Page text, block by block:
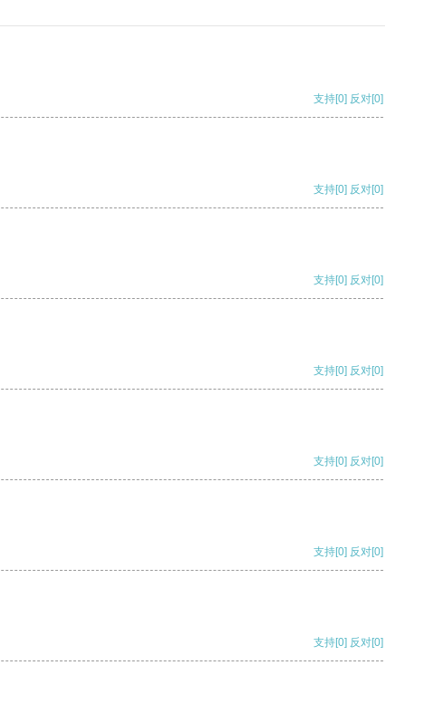
支持[0] 反对[0]
支持[0] 反对[0]
支持[0] 反对[0]
支持[0] 反对[0]
支持[0] 反对[0]
支持[0] 反对[0]
支持[0] 反对[0]